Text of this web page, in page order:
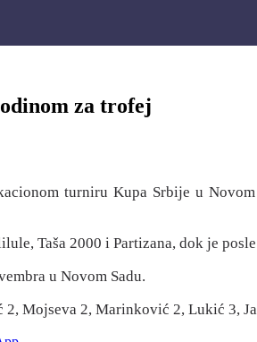
za trofej
turniru Kupa Srbije u
Taša 2000 i Partizana, dok je
u Novom Sadu.
Mojseva 2, Marinković 2, Lukić 3,